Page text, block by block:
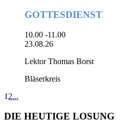
GOTTESDIENST
10.00 -11.00
23.08.26
Lektor Thomas Borst
Bläserkreis
1 2...
DIE HEUTIGE LOSUNG